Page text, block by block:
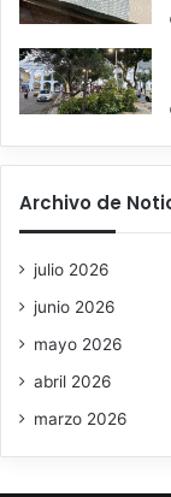
Archivo de
julio 2026
junio 2026
mayo 2026
abril 2026
marzo 2026